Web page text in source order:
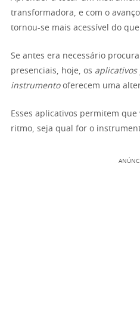
transformadora, e com o
tornou-se mais acessível do que
Se antes era necessário
presenciais, hoje, os aplicativos
instrumentooferecem uma
Esses aplicativos permitem
ritmo, seja qual for o